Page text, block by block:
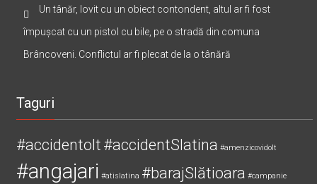
Un tânăr, lovit cu un obiect contondent, altul ar fi fost
împușcat cu un pistol cu bile, pe o stradă din comuna
Brâncoveni. Conflictul ar fi plecat de la o tânără
Taguri
#accidentolt #accidentSlatina #amenzicovidolt
#angajari #atislatina #barajSlătioara #campanie